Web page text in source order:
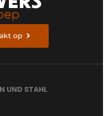
op
UND STAHL